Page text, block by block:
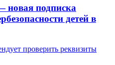
новая подписка
детей в